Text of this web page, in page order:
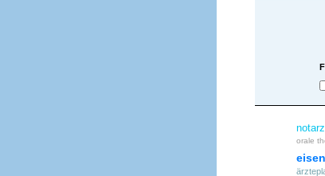
orale